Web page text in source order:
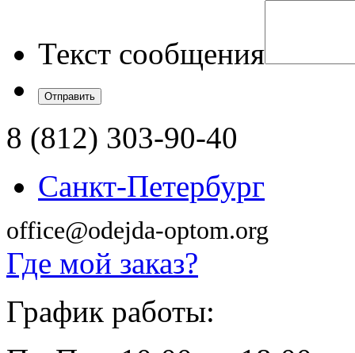
Текст сообщения
8 (812) 303-90-40
Санкт-Петербург
office@odejda-optom.org
Где мой заказ?
График работы: